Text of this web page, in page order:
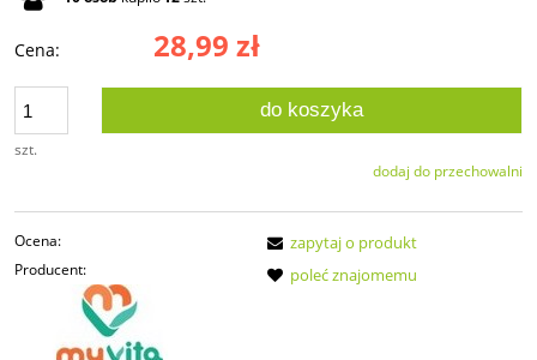
Cena: 28,99 zł
szt.
do koszyka
dodaj do przechowalni
Ocena:
Producent:
zapytaj o produkt
poleć znajomemu